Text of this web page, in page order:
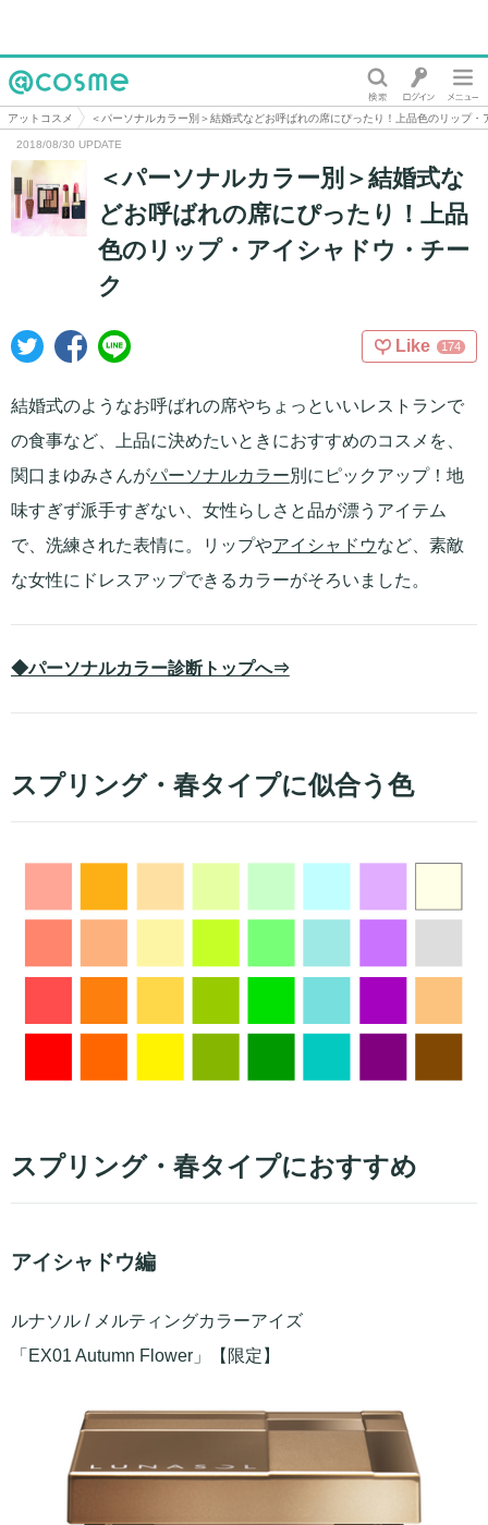
@cosme
アットコスメ ＜パーソナルカラー別＞結婚式などお呼ばれの席にぴったり！上品色のリップ・
2018/08/30 UPDATE
＜パーソナルカラー別＞結婚式な
どお呼ばれの席にぴったり！上品
色のリップ・アイシャドウ・チー
ク
Like 174
結婚式のようなお呼ばれの席やちょっといいレストランで
の食事など、上品に決めたいときにおすすめのコスメを、
関口まゆみさんがパーソナルカラー別にピックアップ！地
味すぎず派手すぎない、女性らしさと品が漂うアイテム
で、洗練された表情に。リップやアイシャドウなど、素敵
な女性にドレスアップできるカラーがそろいました。
◆パーソナルカラー診断トップへ⇒
スプリング・春タイプに似合う色
スプリング・春タイプにおすすめ
アイシャドウ編
ルナソル / メルティングカラーアイズ
「EX01 Autumn Flower」【限定】